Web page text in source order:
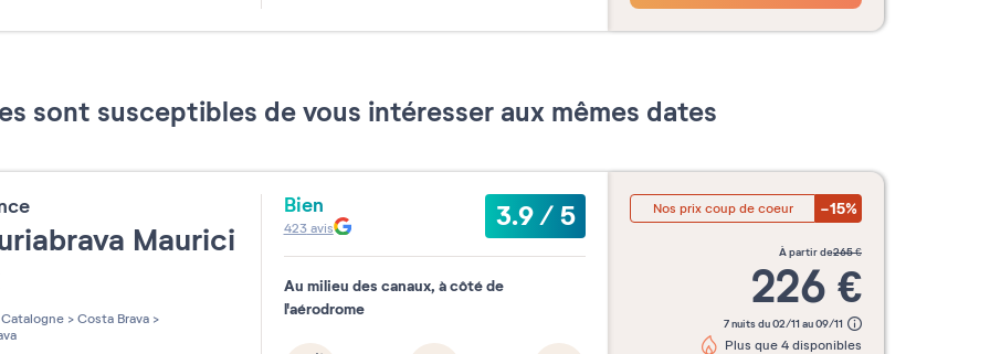
31
sont susceptibles de vous intéresser aux mêmes dates
Maurici
Catalogne > Costa Brava >
Bien 3.9/5
423avis
Au milieu des canaux, à côté de
l'aérodrome
Nos prix coup de coeur -15%
à partir de265€
226 €
7 nuits du 02/11 au 09/11
Plus que 4 disponibles